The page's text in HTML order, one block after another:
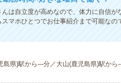
は自立度が高めなので、体力に自信が
マホひとつでお仕事紹介まで可能なの
県)駅から---分／大山(鹿児島県)駅から